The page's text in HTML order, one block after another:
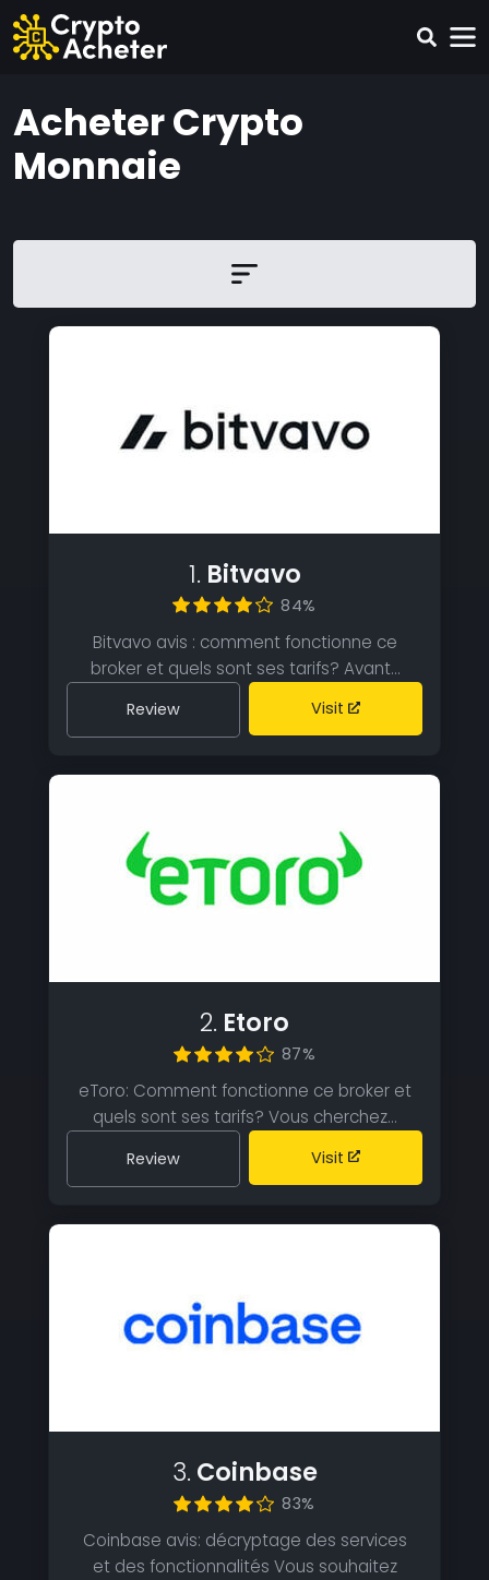
Acheter Crypto
Monnaie
1. Bitvavo
84%
Bitvavo avis : comment fonctionne ce
broker et quels sont ses tarifs? Avant…
Review Visit
2. Etoro
87%
eToro: Comment fonctionne ce broker et
quels sont ses tarifs? Vous cherchez…
Review Visit
3. Coinbase
83%
Coinbase avis: décryptage des services
et des fonctionnalités Vous souhaitez